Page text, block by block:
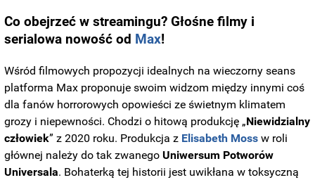
Co obejrzeć w streamingu? Głośne filmy i
serialowa nowość od Max!
Wśród filmowych propozycji idealnych na wieczorny seans
platforma Max proponuje swoim widzom między innymi coś
dla fanów horrorowych opowieści ze świetnym klimatem
grozy i niepewności. Chodzi o hitową produkcję „Niewidzialny
człowiek” z 2020 roku. Produkcja z Elisabeth Moss w roli
głównej należy do tak zwanegoUniwersum Potworów
Universala. Bohaterką tej historii jest uwikłana w toksyczną